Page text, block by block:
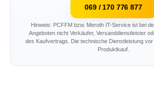
069 / 170 776 877
Hinweis: PCFFM bzw. Meroth IT-Service ist bei
Angeboten nicht Verkäufer, Versanddienstleister
des Kaufvertrags. Die technische Dienstleistung
Produktkauf.